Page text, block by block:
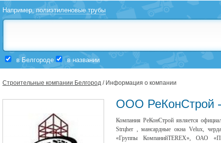
Например,полиэтиленовые трубы
в Белгороде в названии
Строительные компании Белгород / Информация о компании
ООО РеКонСтрой -
Компания РеКонСтрой является
Strцher , мансардные окна Velux,
«Группы КомпанийTEREX», ОАО